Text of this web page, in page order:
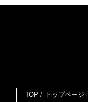
TOP / トップページ